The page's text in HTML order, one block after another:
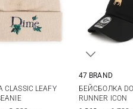
LEAFY
47 BRAND
БЕЙСБОЛКА
RUNNER ICON